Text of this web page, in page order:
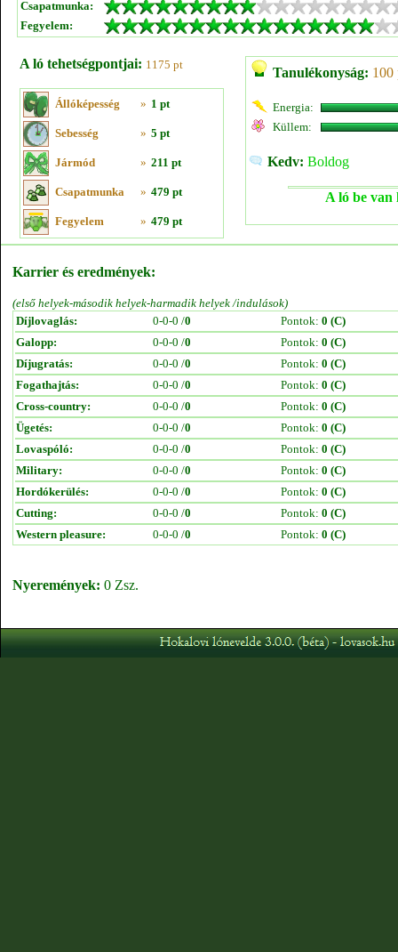
Csapatmunka:
Fegyelem:
A ló tehetségpontjai: 1175 pt
Állóképesség » 1 pt
Sebesség » 5 pt
Jármód » 211 pt
Csapatmunka » 479 pt
Fegyelem » 479 pt
Tanulékonyság: 100
Energia:
Küllem:
Kedv: Boldog
A ló be van
Karrier és eredmények:
(első helyek-második helyek-harmadik helyek /indulások)
Díjlovaglás:
0-0-0 /0 Pontok: 0 (C)
Galopp:
0-0-0 /0 Pontok: 0 (C)
Díjugratás:
0-0-0 /0 Pontok: 0 (C)
Fogathajtás:
0-0-0 /0 Pontok: 0 (C)
Cross-country:
0-0-0 /0 Pontok: 0 (C)
Ügetés:
0-0-0 /0 Pontok: 0 (C)
Lovaspóló:
0-0-0 /0 Pontok: 0 (C)
Military:
0-0-0 /0 Pontok: 0 (C)
Hordókerülés:
0-0-0 /0 Pontok: 0 (C)
Cutting:
0-0-0 /0 Pontok: 0 (C)
Western pleasure:
0-0-0 /0 Pontok: 0 (C)
Nyeremények: 0 Zsz.